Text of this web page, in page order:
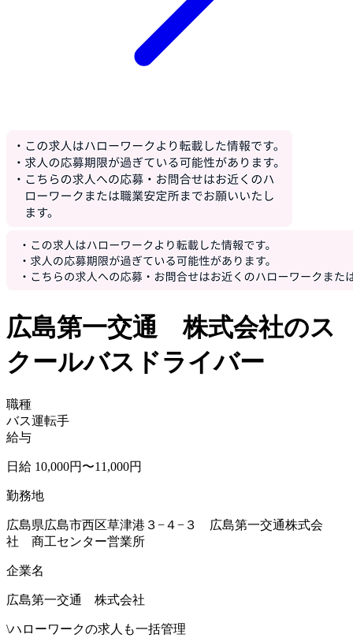
広島第一交通 株式会社のス
クールバスドライバー
職種
バス運転手
給与
日給 10,000円〜11,000円
勤務地
広島県広島市西区草津港３−４−３ 広島第一交通株式会
社 商工センター営業所
企業名
広島第一交通 株式会社
\ハローワークの求人も一括管理